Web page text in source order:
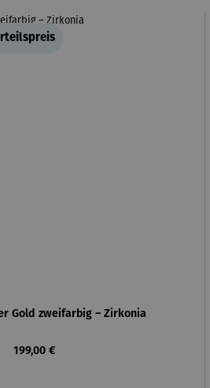
Gold zweifarbig – Zirkonia
Regulärer Preis:
199,00 €